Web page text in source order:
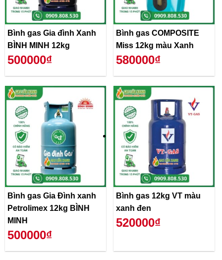
Bình gas Gia đình Xanh
BÌNH MINH 12kg
500000₫
Bình gas COMPOSITE
Miss 12kg màu Xanh
580000₫
Bình gas Gia Đình xanh
Petrolimex 12kg BÌNH
MINH
500000₫
Bình gas 12kg VT màu
xanh đen
520000₫